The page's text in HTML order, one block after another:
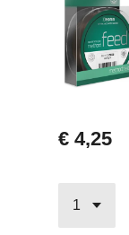
€ 4,25